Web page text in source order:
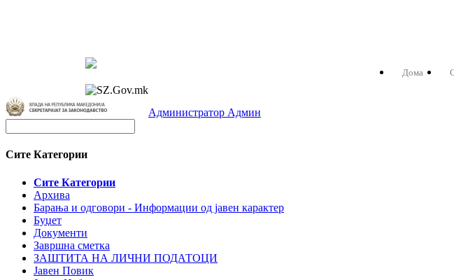
Дома
Администратор Админ
Сите Категории
Сите Категории
Архива
Барања и одговори - Информации од јавен карактер
Буџет
Документи
Завршна сметка
ЗАШТИТА НА ЛИЧНИ ПОДАТОЦИ
Јавен Повик